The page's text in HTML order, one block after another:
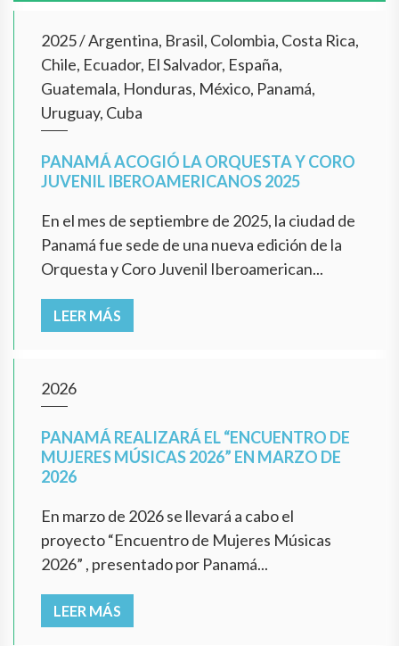
2025/Argentina, Brasil, Colombia, Costa Rica,
Chile, Ecuador, El Salvador, España,
Guatemala, Honduras, México, Panamá,
Uruguay, Cuba
PANAMÁ ACOGIÓ LA ORQUESTA Y CORO
JUVENIL IBEROAMERICANOS 2025
En el mes de septiembre de 2025, la ciudad de
Panamá fue sede de una nueva edición de la
Orquesta y Coro Juvenil Iberoamerican...
LEER MÁS
2026
PANAMÁ REALIZARÁ EL “ENCUENTRO DE
MUJERES MÚSICAS 2026” EN MARZO DE
2026
En marzo de 2026 se llevará a cabo el
proyecto “Encuentro de Mujeres Músicas
2026” , presentado por Panamá...
LEER MÁS